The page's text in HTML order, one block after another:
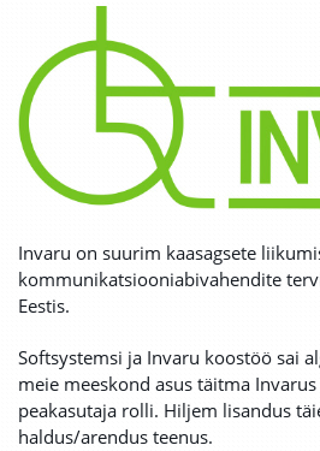
Invaru on suurim kaasagsete
kommunikatsiooniabivahendite
Eestis.
Softsystemsi ja Invaru koostöö sai
meie meeskond asus täitma
peakasutaja rolli. Hiljem lisandus
haldus/arendus teenus.